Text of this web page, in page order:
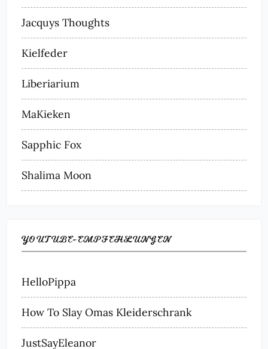
Jacquys Thoughts
Kielfeder
Liberiarium
MaKieken
Sapphic Fox
Shalima Moon
YOUTUBE-EMPFEHLUNGEN
HelloPippa
How To Slay Omas Kleiderschrank
JustSayEleanor